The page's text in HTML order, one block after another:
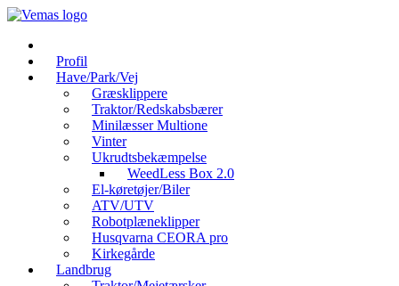
Videre
indhold
Profil
Have/Park/Vej
Græsklippere
Traktor/Redskabsbærer
Minilæsser Multione
Vinter
Ukrudtsbekæmpelse
WeedLess Box 2.0
El-køretøjer/Biler
ATV/UTV
Robotplæneklipper
Husqvarna CEORA pro
Kirkegårde
Landbrug